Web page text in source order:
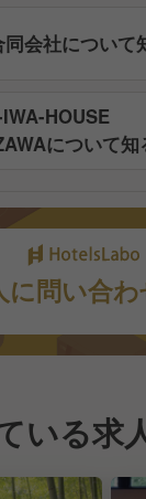
同会社について
HOUSE
について知
に問い合
いる求